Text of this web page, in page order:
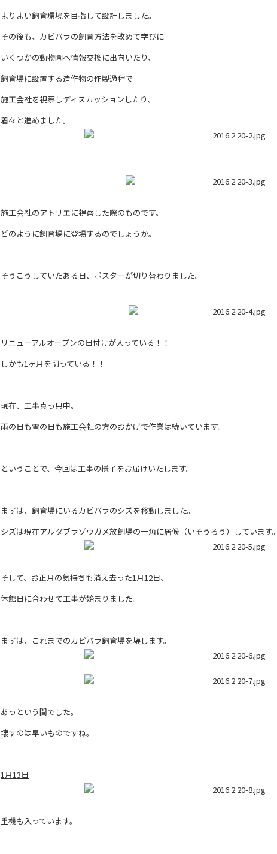
よりよい飼育環境を目指して設計しました。
その後も、カピバラの飼育方法を改めて学びに
いくつかの動物園へ情報交換に出向いたり、
飼育場に設置する造作物の作製過程で
施工会社を視察しディスカッションしたり、
着々と進めました。
施工会社のアトリエに視察した際のものです。
どのように飼育場に登場するのでしょうか。
そうこうしていたある日、ポスターが切り替わりました。
リニューアルオープンの日付けが入っている！！
しかも1ヶ月を切っている！！
現在、工事真っ只中。
雨の日も雪の日も施工会社の方のおかげで作業は続いています。
ということで、今回は工事の様子をお届けいたします。
まずは、飼育場にいるカピバラのシズを移動しました。
シズは現在アルダブラゾウガメ放飼場の一角に居候（いそうろう）しています。
そして、お正月の気持ちも消え去った1月12日、
休館日に合わせて工事が始まりました。
まずは、これまでのカピバラ飼育場を壊します。
あっという間でした。
壊すのは早いものですね。
1月13日
重機も入っています。